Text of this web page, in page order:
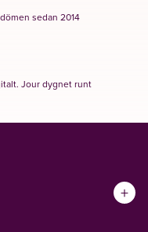
sedan 2014
Jour dygnet runt
+